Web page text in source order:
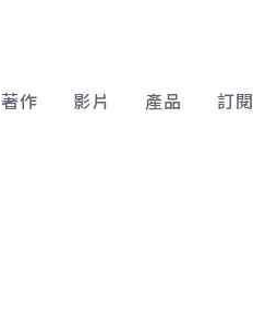
著作 影片 產品 訂閱